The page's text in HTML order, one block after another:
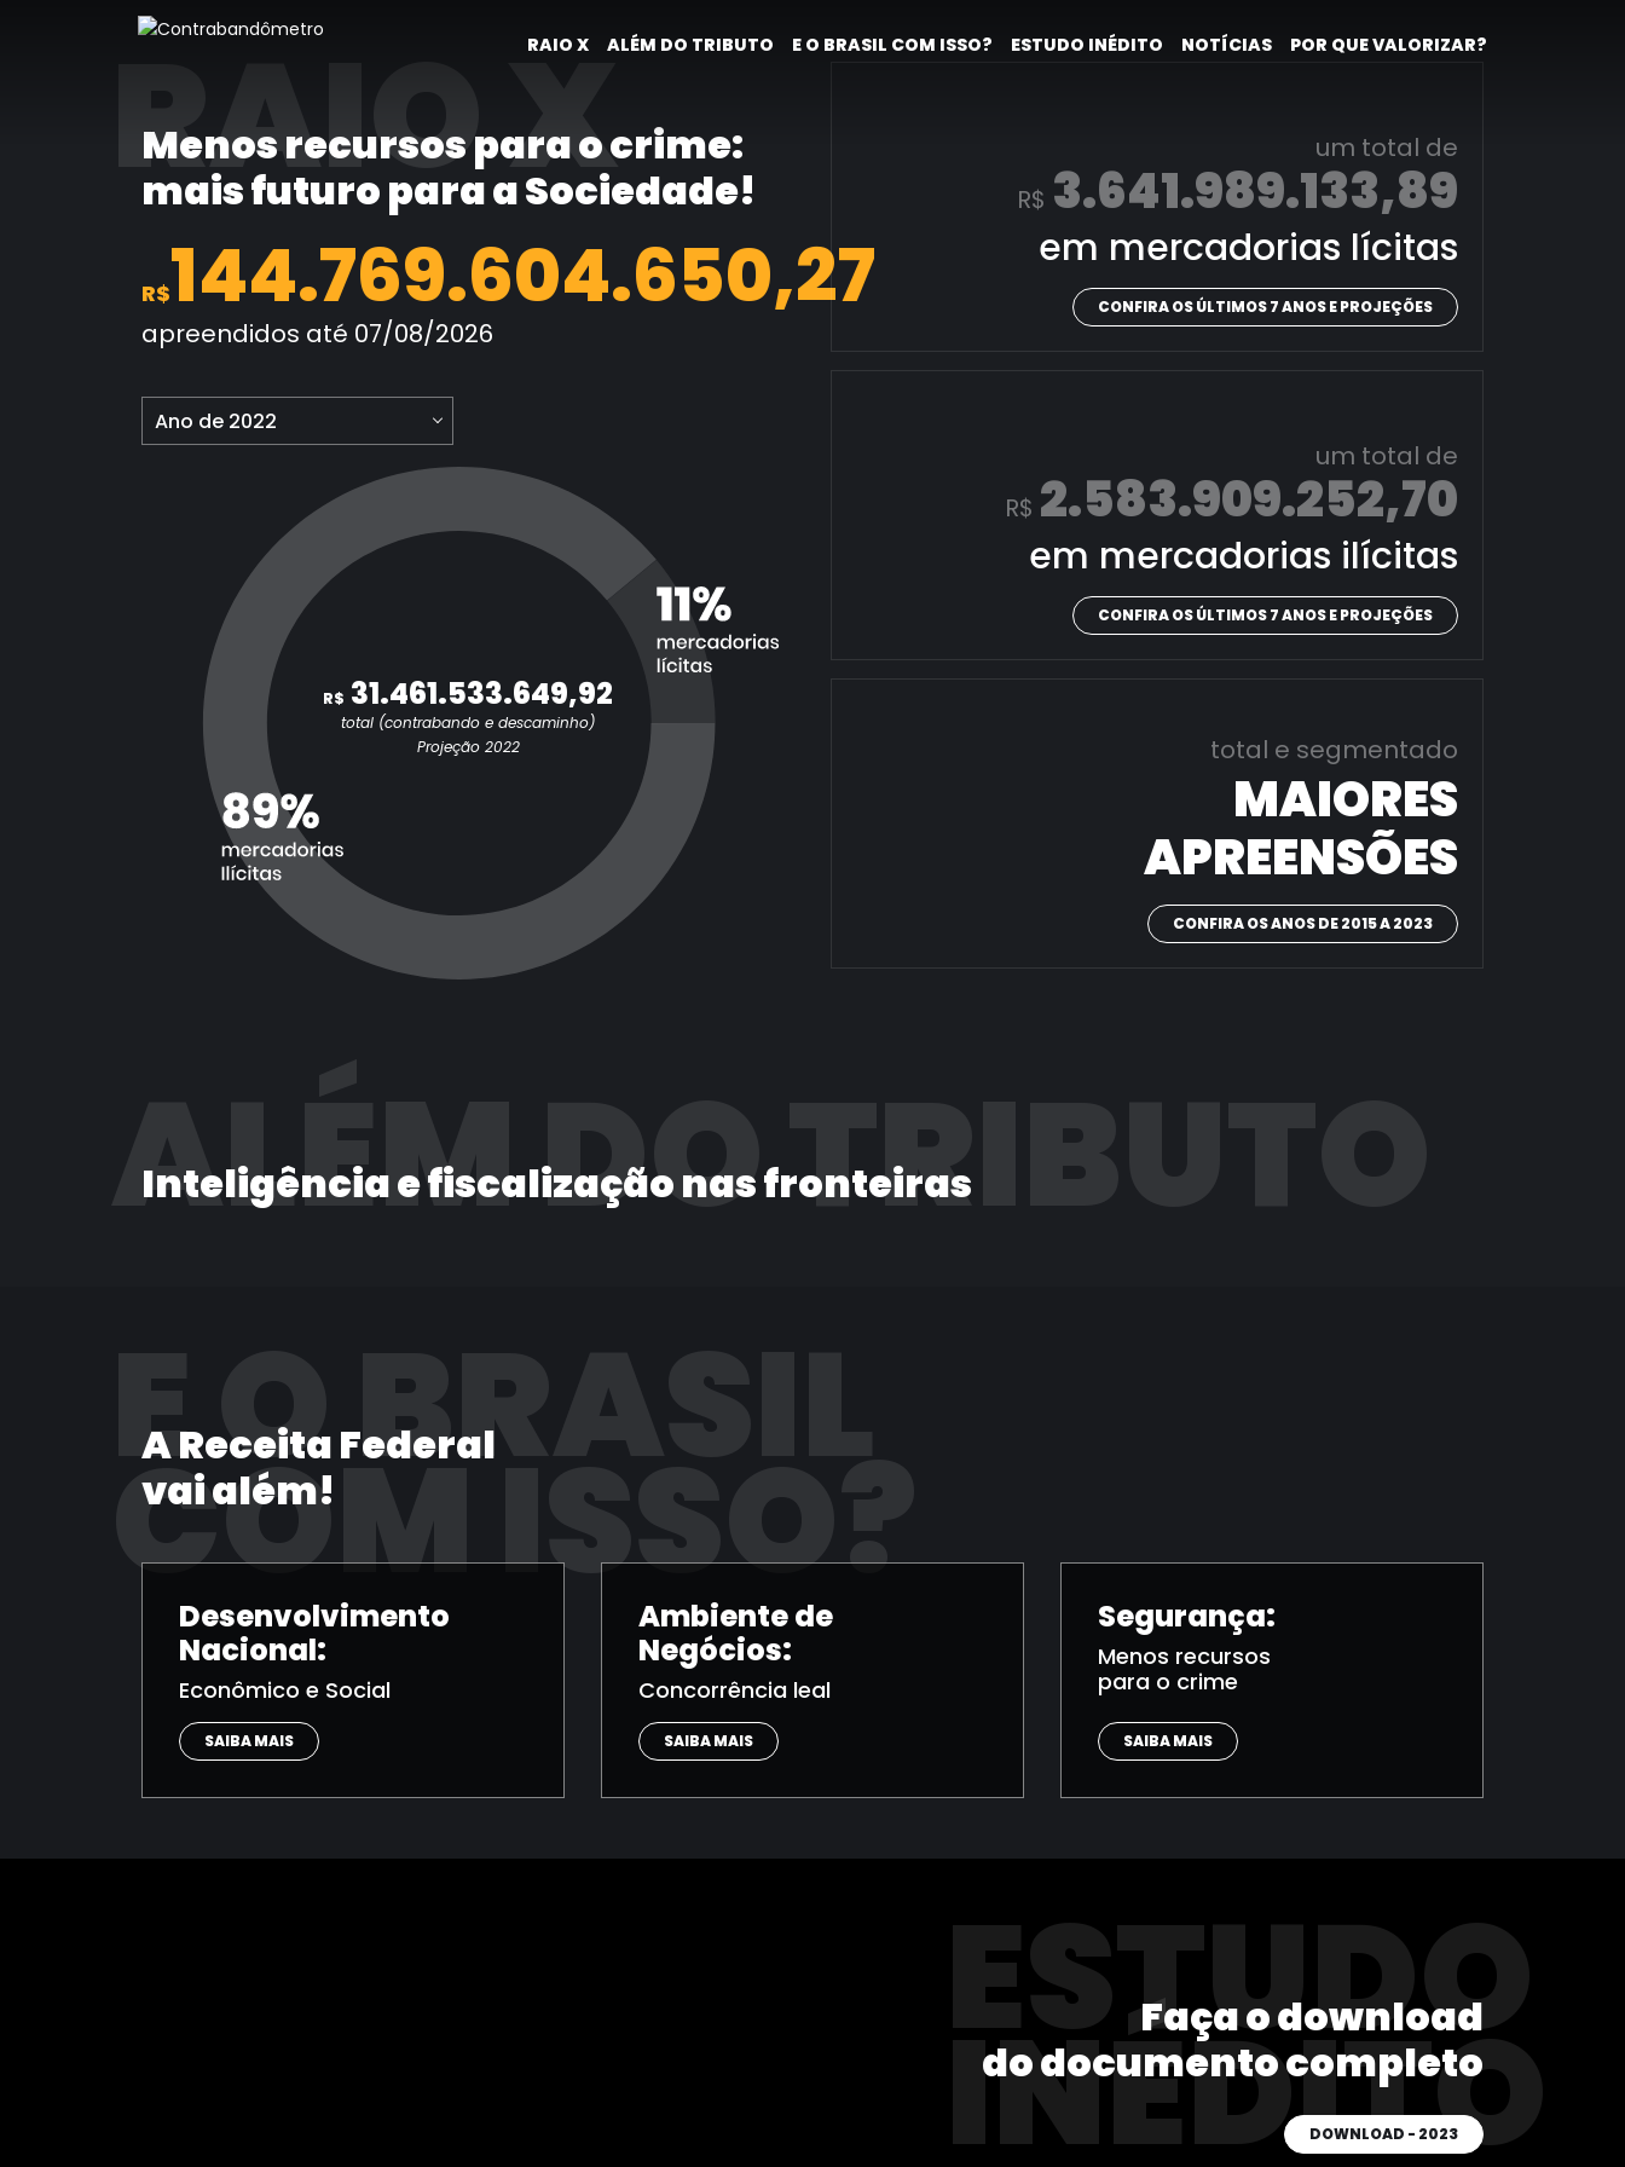
RAIO X ALÉM DO TRIBUTO E O BRASIL COM ISSO? ESTUDO INÉDITO NOTÍCIAS POR QUE VALORIZAR?
RAIO X
Menos recursos para o crime:
mais futuro para a Sociedade!
R$144.769.605.398,50
apreendidos até 07/08/2026
Ano de 2022
R$ 31.461.533.649,92
total (contrabando e descaminho)
Projeção 2022
um total de
R$ 3.641.989.133,89
em mercadorias lícitas
CONFIRA OS ÚLTIMOS 7 ANOS E PROJEÇÕES
um total de
R$ 2.583.909.252,70
em mercadorias ilícitas
CONFIRA OS ÚLTIMOS 7 ANOS E PROJEÇÕES
total e segmentado
MAIORES
APREENSÕES
CONFIRA OS ANOS DE 2015 A 2023
ALÉM DO TRIBUTO
Inteligência e fiscalização nas fronteiras
E O BRASIL
COM ISSO?
A Receita Federal
vai além!
Desenvolvimento
Nacional:
Econômico e Social
SAIBA MAIS
Ambiente de
Negócios:
Concorrência leal
SAIBA MAIS
Segurança:
Menos recursos
para o crime
SAIBA MAIS
ESTUDO
INÉDITO
Faça o download
do documento completo
DOWNLOAD - 2023